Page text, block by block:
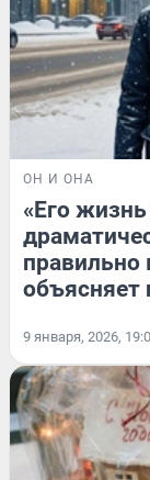
ОН И ОНА
«Его
объясняет
9 января, 2026,